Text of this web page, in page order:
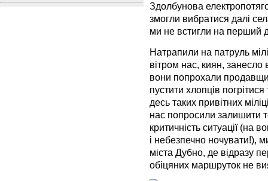
Здолбунова
змогли вибратися далі
ми не встигли на перший
Натрапили на патруль
вітром нас, киян, занесло
вони попрохали
пустити хлопців
десь таких привітних
нас попросили залишити
критичність ситуації (на
і небезпечно ночувати!),
міста Дубно, де відразу
обіцяних маршруток не